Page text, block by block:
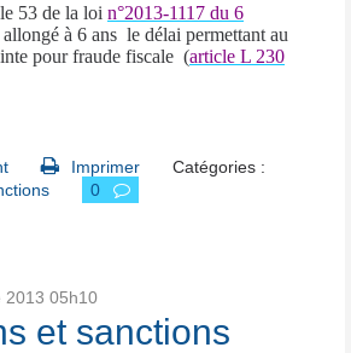
53 de la loi n°2013-1117 du 6
allongé à 6 ans le délai permettant au
pour fraude fiscale (article L 230
Imprimer
Catégories :
0
2013 05h10
et sanctions